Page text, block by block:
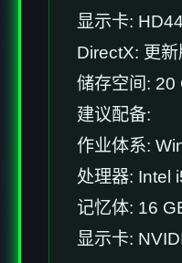
显示卡:
DirectX: 更
储存空间: 20
建议配备:
作业体系:
处理器: Intel
记忆体: 16
显示卡: